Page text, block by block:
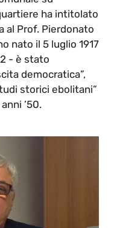
ha intitolato
al Prof. Pierdonato
nato il 5 luglio 1917
- è stato
democratica”,
storici ebolitani”
’50.